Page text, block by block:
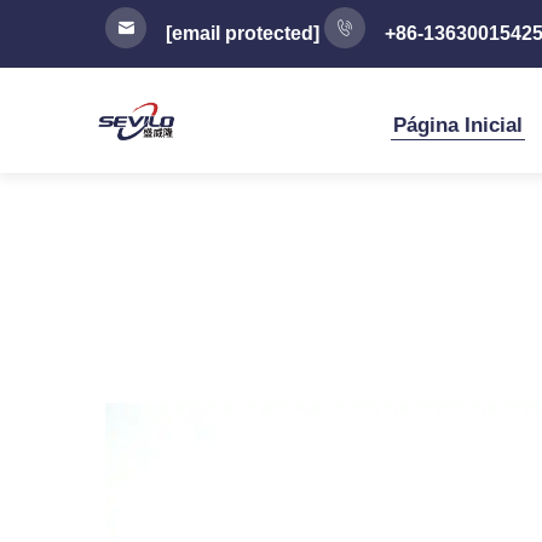
[email protected] +86-13630015425
Página Inicial